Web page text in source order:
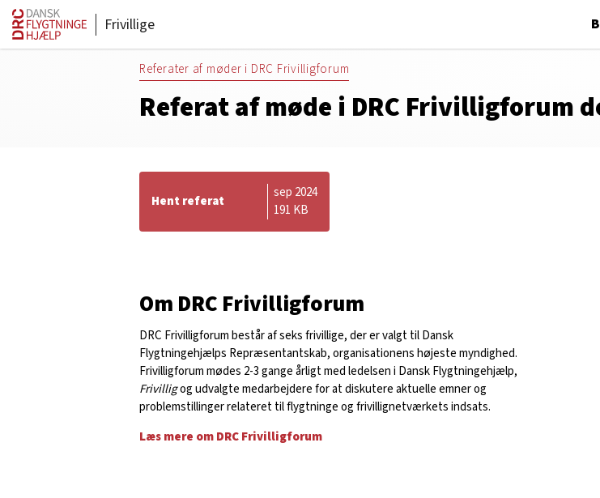
Frivillige
Referater af møder i DRC Frivilligforum
Referat af møde i DRC Frivilligforum
Hent referat
sep 2024
191 KB
Om DRC Frivilligforum
DRC Frivilligforum består af seks frivillige, der er valgt til Dansk
Flygtningehjælps Repræsentantskab, organisationens højeste myndighed.
Frivilligforum mødes 2-3 gange årligt med ledelsen i Dansk Flygtningehjælp,
Frivilligog udvalgte medarbejdere for at diskutere aktuelle emner og
problemstillinger relateret til flygtninge og frivillignetværkets indsats.
Læs mere om DRC Frivilligforum